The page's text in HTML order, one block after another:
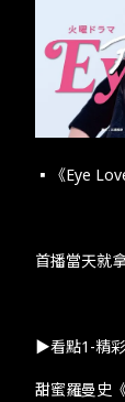
▪︎《Eye
首播當天就
​​▶看點​1-​精
甜蜜羅曼史